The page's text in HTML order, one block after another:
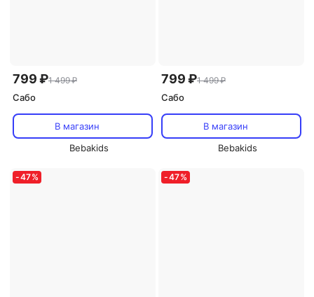
799 ₽1 499 ₽
Сабо
В магазин
Bebakids
799 ₽1 499 ₽
Сабо
В магазин
Bebakids
-47% -47%